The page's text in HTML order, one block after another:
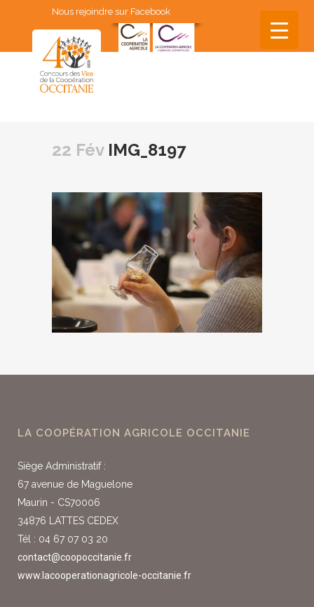
Nous rejoindre sur Facebook
22 FévIMG_8197
LA COOPÉRATION AGRICOLE OCCITANIE
Siège Administratif :
67 avenue de Maguelone
Maurin - CS70006
34876 LATTES CEDEX
Tél : 04 67 07 03 20
contact@coopoccitanie.fr
www.lacooperationagricole-occitanie.fr